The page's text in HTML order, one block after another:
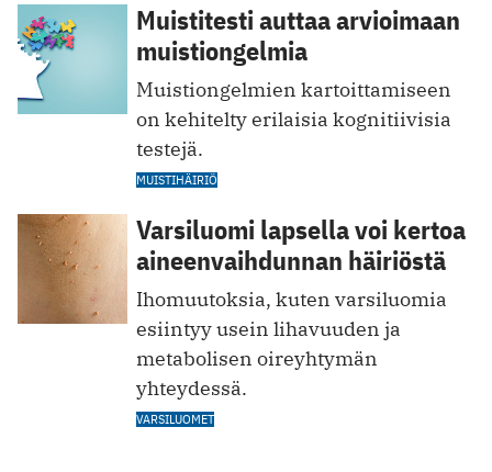
Muistitesti auttaa arvioimaan
muistiongelmia
Muistiongelmien kartoittamiseen
on kehitelty erilaisia kognitiivisia
testejä.
MUISTIHÄIRIÖ
Varsiluomi lapsella voi kertoa
aineenvaihdunnan häiriöstä
Ihomuutoksia, kuten varsiluomia
esiintyy usein lihavuuden ja
metabolisen oireyhtymän
yhteydessä.
VARSILUOMET